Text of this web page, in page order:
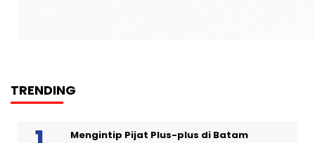
TRENDING
Mengintip Pijat Plus-plus di Batam